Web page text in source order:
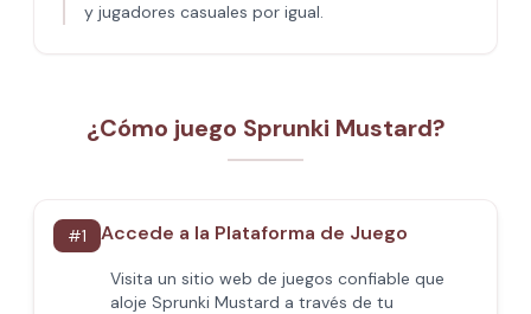
y jugadores casuales por igual.
¿Cómo juego Sprunki Mustard?
#1 Accede a la Plataforma de Juego
Visita un sitio web de juegos confiable que
aloje Sprunki Mustard a través de tu